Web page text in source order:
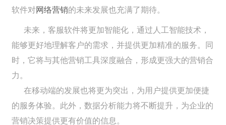
软件对网络营销的未来发展也充满了期待。
未来，客服软件将更加智能化，通过人工智能技术，
能够更好地理解客户的需求，并提供更加精准的服务。同
时，它将与其他营销工具深度融合，形成更强大的营销合
力。
在移动端的发展也将更为突出，为用户提供更加便捷
的服务体验。此外，数据分析能力将不断提升，为企业的
营销决策提供更有价值的信息。